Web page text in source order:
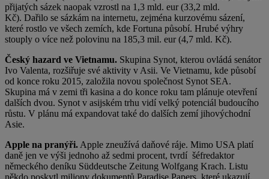
přijatých sázek naopak vzrostl na 1,3 mld. eur (33,2 mld.
Kč). Dařilo se sázkám na internetu, zejména kurzovému sázení,
které rostlo ve všech zemích, kde Fortuna působí. Hrubé výhry
stouply o více než polovinu na 185,3 mil. eur (4,7 mld. Kč).
Český hazard ve Vietnamu. Skupina Synot, kterou ovládá senátor
Ivo Valenta, rozšiřuje své aktivity v Asii. Ve Vietnamu, kde působí
od konce roku 2015, založila novou společnost Synot SEA.
Skupina má v zemi tři kasina a do konce roku tam plánuje otevření
dalších dvou. Synot v asijském trhu vidí velký potenciál budoucího
růstu. V plánu má expandovat také do dalších zemí jihovýchodní
Asie.
Apple na pranýři. Apple zneužívá daňové ráje. Mimo USA platí
daně jen ve výši jednoho až sedmi procent, tvrdí šéfredaktor
německého deníku Süddeutsche Zeitung Wolfgang Krach. Listu